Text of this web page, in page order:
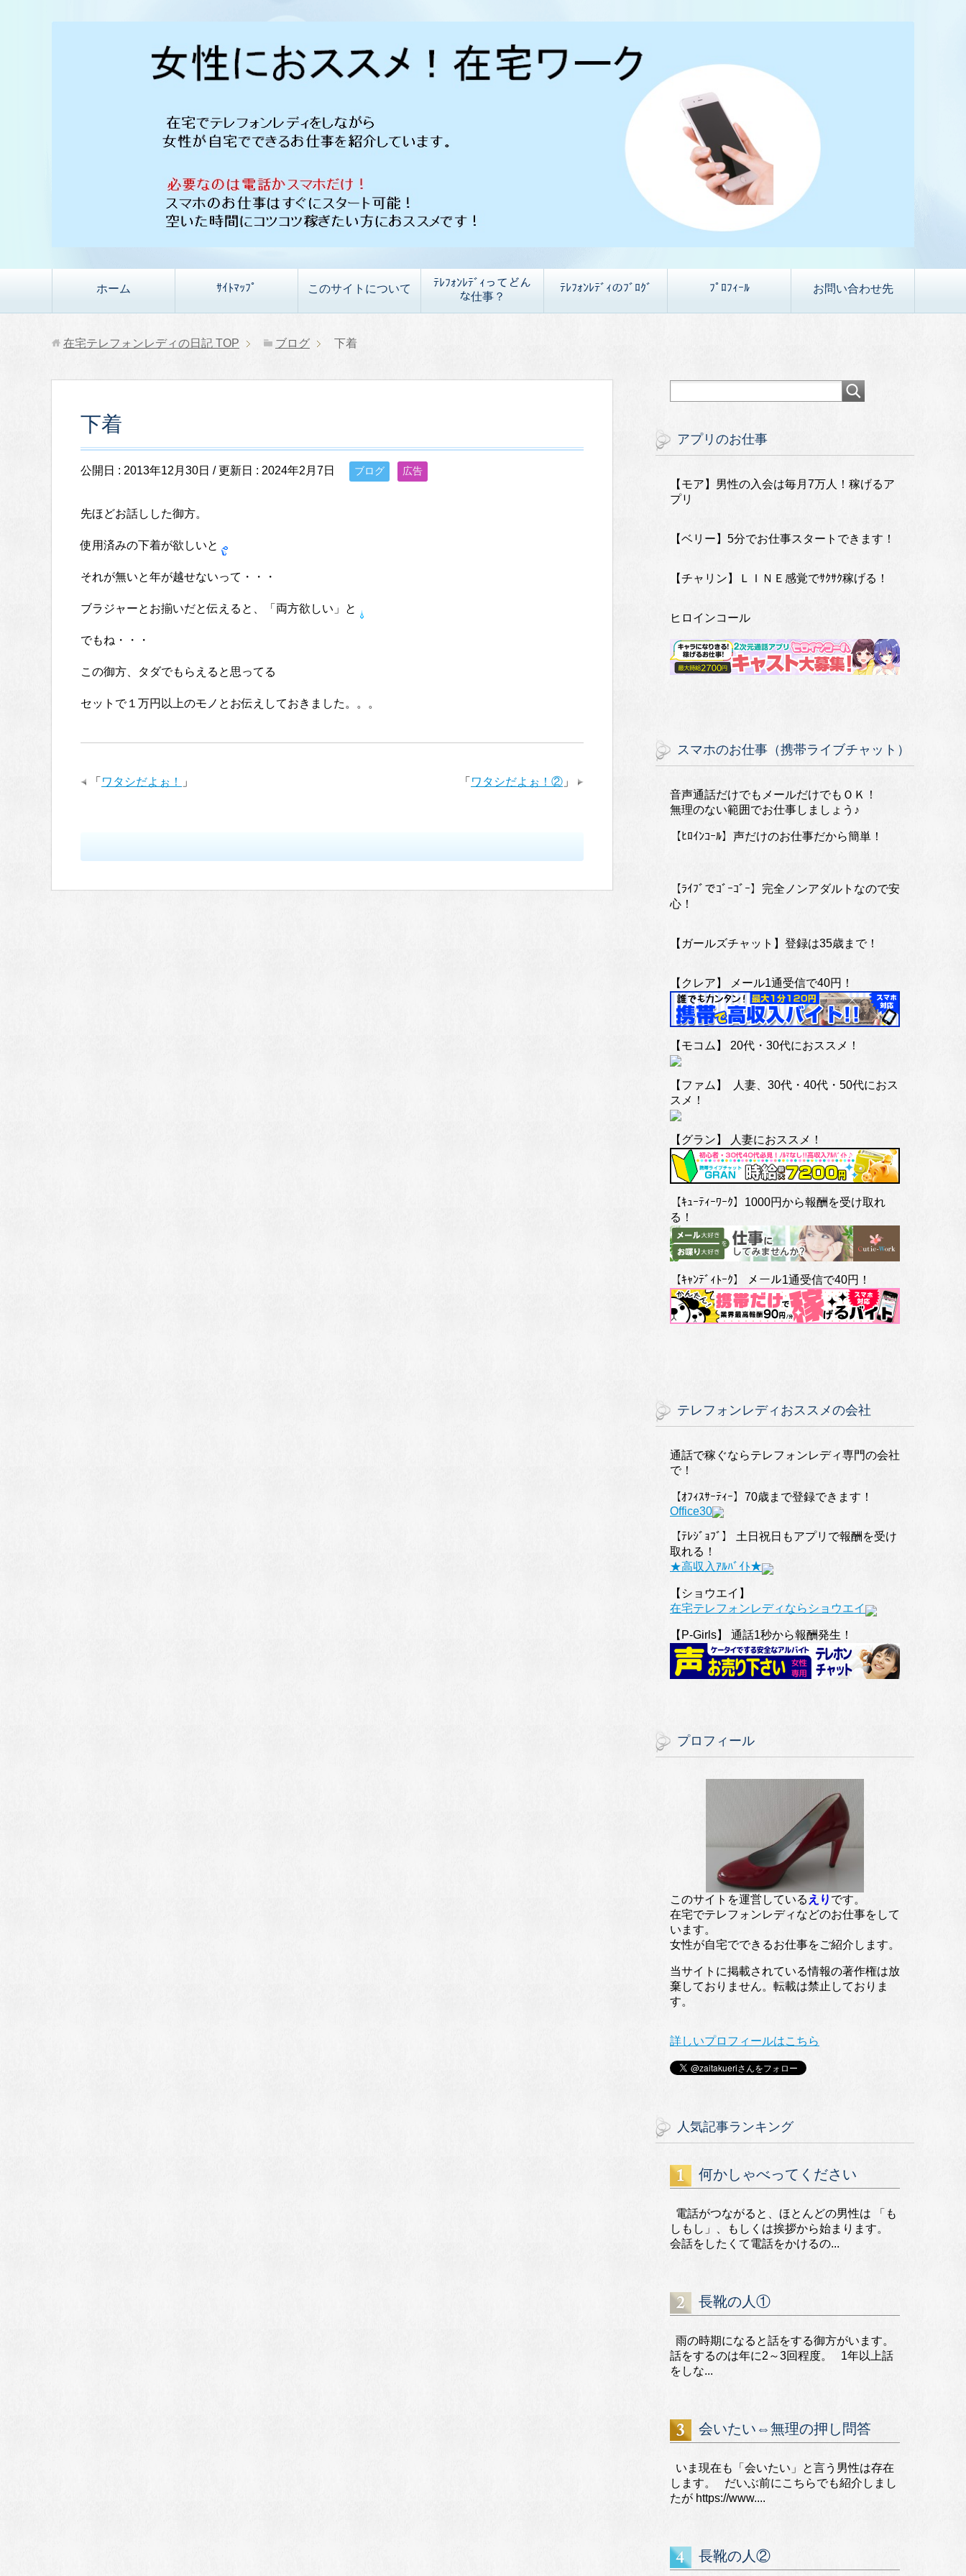
ホーム ｻｲﾄﾏｯﾌﾟ このサイトについて
ﾃﾚﾌｫﾝﾚﾃﾞｨってどん
な仕事？
ﾃﾚﾌｫﾝﾚﾃﾞｨのﾌﾞﾛｸﾞ ﾌﾟﾛﾌｨｰﾙ お問い合わせ先
在宅テレフォンレディの日記 TOP ブログ 下着
下着
公開日 : 2013年12月30日 / 更新日 : 2024年2月7日 ブログ 広告
先ほどお話しした御方。
使用済みの下着が欲しいと
それが無いと年が越せないって・・・
ブラジャーとお揃いだと伝えると、「両方欲しい」と
でもね・・・
この御方、タダでもらえると思ってる
セットで１万円以上のモノとお伝えしておきました。。。
「 ワタシだよぉ！② 」
「 ワタシだよぉ！ 」
アプリのお仕事
【モア】男性の入会は毎月7万人！稼げるア
プリ
【ベリー】5分でお仕事スタートできます！
【チャリン】ＬＩＮＥ感覚でｻｸｻｸ稼げる！
ヒロインコール
スマホのお仕事（携帯ライブチャット）
音声通話だけでもメールだけでもＯＫ！
無理のない範囲でお仕事しましょう♪
【ﾋﾛｲﾝｺｰﾙ】声だけのお仕事だから簡単！
【ﾗｲﾌﾞでｺﾞｰｺﾞｰ】完全ノンアダルトなので安
心！
【ガールズチャット】登録は35歳まで！
【クレア】 メール1通受信で40円！
【モコム】 20代・30代におススメ！
【ファム】 人妻、30代・40代・50代におス
スメ！
【グラン】 人妻におススメ！
【ｷｭｰﾃｨｰﾜｰｸ】1000円から報酬を受け取れ
る！
【ｷｬﾝﾃﾞｨﾄｰｸ】 メール1通受信で40円！
テレフォンレディおススメの会社
通話で稼ぐならテレフォンレディ専門の会社
で！
【ｵﾌｨｽｻｰﾃｨｰ】70歳まで登録できます！
Office30
【ﾃﾚｼﾞｮﾌﾞ】 土日祝日もアプリで報酬を受け
取れる！
★高収入ｱﾙﾊﾞｲﾄ★
【ショウエイ】
在宅テレフォンレディならショウエイ
【P-Girls】 通話1秒から報酬発生！
プロフィール
このサイトを運営している えり です。
在宅でテレフォンレディなどのお仕事をして
います。
女性が自宅でできるお仕事をご紹介します。
当サイトに掲載されている情報の著作権は放
棄しておりません。転載は禁止しておりま
す。
詳しいプロフィールはこちら
人気記事ランキング
何かしゃべってください
電話がつながると、ほとんどの男性は 「も
しもし」、もしくは挨拶から始まります。
会話をしたくて電話をかけるの...
長靴の人①
雨の時期になると話をする御方がいます。
話をするのは年に2～3回程度。 1年以上話
をしな...
会いたい⇔無理の押し問答
いま現在も「会いたい」と言う男性は存在
します。 だいぶ前にこちらでも紹介しまし
たが https://www....
長靴の人②